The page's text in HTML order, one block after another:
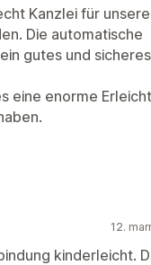
Kanzlei für
Die automatische
gutes und
eine enorme
12.
kinderleicht.